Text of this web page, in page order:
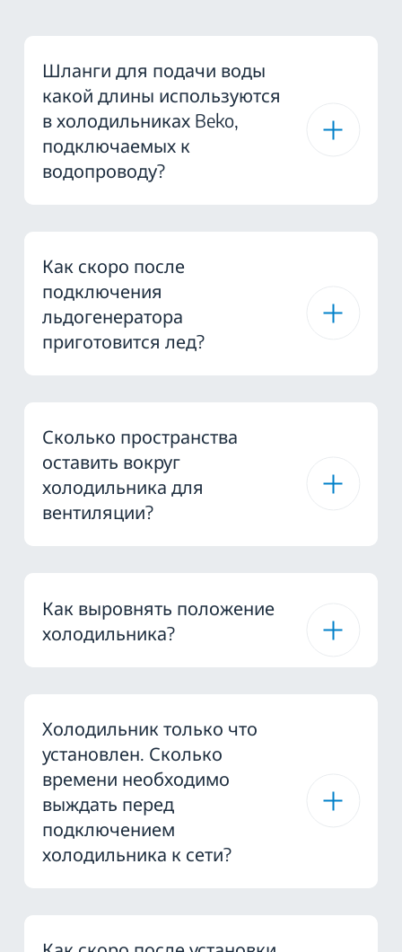
Шланги для подачи воды
какой длины используются
в холодильниках Beko,
подключаемых к
водопроводу?
Как скоро после
подключения
льдогенератора
приготовится лед?
Сколько пространства
оставить вокруг
холодильника для
вентиляции?
Как выровнять положение
холодильника?
Холодильник только что
установлен. Сколько
времени необходимо
выждать перед
подключением
холодильника к сети?